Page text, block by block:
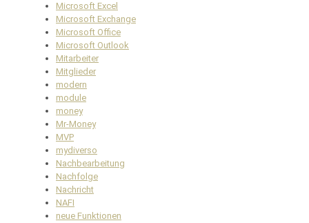
Microsoft Excel
Microsoft Exchange
Microsoft Office
Microsoft Outlook
Mitarbeiter
Mitglieder
modern
module
money
Mr-Money
MVP
mydiverso
Nachbearbeitung
Nachfolge
Nachricht
NAFI
neue Funktionen